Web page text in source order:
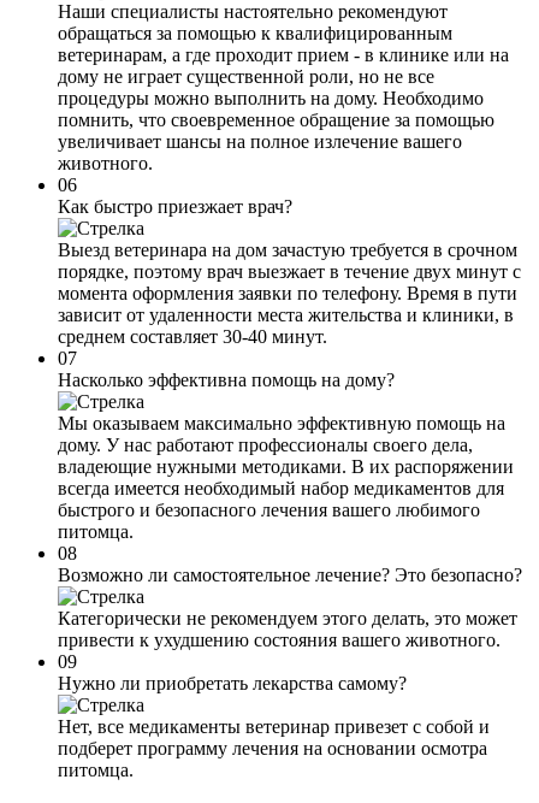
Наши специалисты настоятельно рекомендуют
обращаться за помощью к квалифицированным
ветеринарам, а где проходит прием - в клинике или на
дому не играет существенной роли, но не все
процедуры можно выполнить на дому. Необходимо
помнить, что своевременное обращение за помощью
увеличивает шансы на полное излечение вашего
животного.
06
Как быстро приезжает врач?
Выезд ветеринара на дом зачастую требуется в срочном
порядке, поэтому врач выезжает в течение двух минут с
момента оформления заявки по телефону. Время в пути
зависит от удаленности места жительства и клиники, в
среднем составляет 30-40 минут.
07
Насколько эффективна помощь на дому?
Мы оказываем максимально эффективную помощь на
дому. У нас работают профессионалы своего дела,
владеющие нужными методиками. В их распоряжении
всегда имеется необходимый набор медикаментов для
быстрого и безопасного лечения вашего любимого
питомца.
08
Возможно ли самостоятельное лечение? Это безопасно?
Категорически не рекомендуем этого делать, это может
привести к ухудшению состояния вашего животного.
09
Нужно ли приобретать лекарства самому?
Нет, все медикаменты ветеринар привезет с собой и
подберет программу лечения на основании осмотра
питомца.